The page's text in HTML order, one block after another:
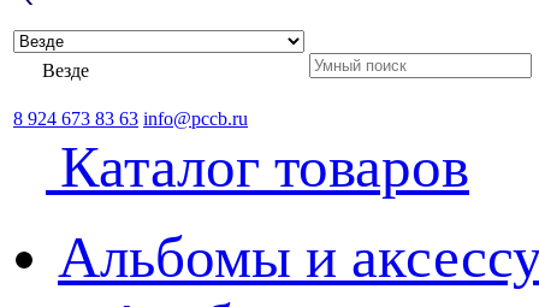
Везде
8 924 673 83 63 info@pccb.ru
Каталог товаров
Альбомы и